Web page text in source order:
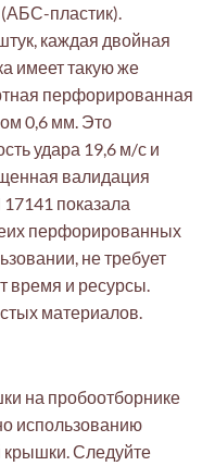
пластик).
каждая двойная
имеет такую же
перфорированная
0,6 мм. Это
удара 19,6 м/с и
валидация
показала
перфорированных
не требует
время и ресурсы.
материалов.
на пробоотборнике
использованию
Следуйте